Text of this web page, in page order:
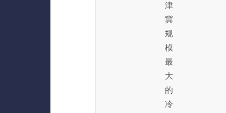
津
冀
规
模
最
大
的
冷